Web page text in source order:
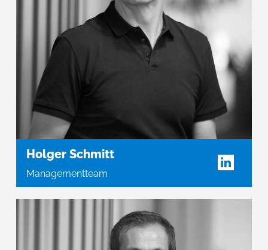
Holger Schmitt
Managementteam